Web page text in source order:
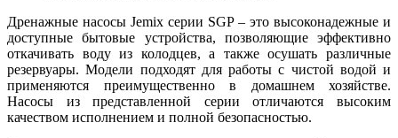
Дренажные насосы Jemix серии SGP – это высоконадежные и
доступные бытовые устройства, позволяющие эффективно
откачивать воду из колодцев, а также осушать различные
резервуары. Модели подходят для работы с чистой водой и
применяются преимущественно в домашнем хозяйстве.
Насосы из представленной серии отличаются высоким
качеством исполнением и полной безопасностью.